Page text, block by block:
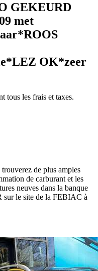
GEKEURD
met
OK*zeer
tous les frais et taxes.
trouverez de plus amples
de carburant et les
neuves dans la banque
le site de la FEBIAC à